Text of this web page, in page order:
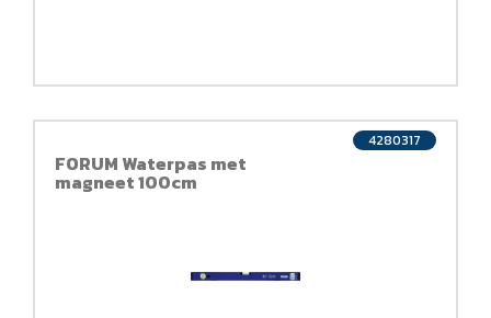
FORUM Waterpas met
magneet 100cm
4280317